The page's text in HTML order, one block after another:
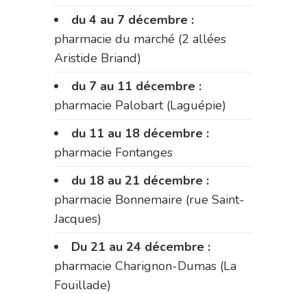
du 4 au 7 décembre :
pharmacie du marché (2 allées
Aristide Briand)
du 7 au 11 décembre :
pharmacie Palobart (Laguépie)
du 11 au 18 décembre :
pharmacie Fontanges
du 18 au 21 décembre :
pharmacie Bonnemaire (rue Saint-
Jacques)
Du 21 au 24 décembre :
pharmacie Charignon-Dumas (La
Fouillade)